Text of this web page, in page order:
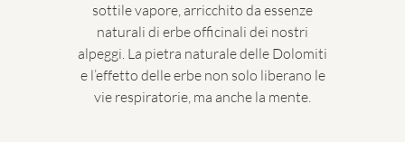
sottile vapore, arricchito da essenze
naturali di erbe officinali dei nostri
alpeggi. La pietra naturale delle Dolomiti
e l’effetto delle erbe non solo liberano le
vie respiratorie, ma anche la mente.